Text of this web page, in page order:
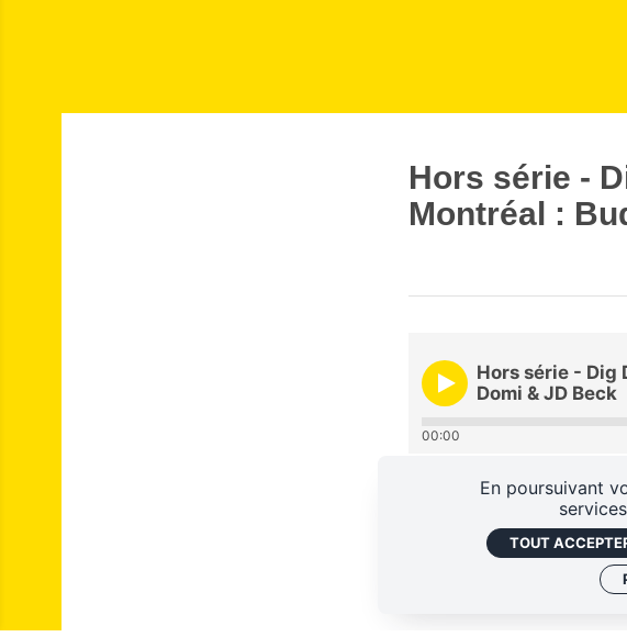
Hors série -
Montréal :
Hors série - Dig
Domi & JD Beck
00:00
En poursuivant
TOUT